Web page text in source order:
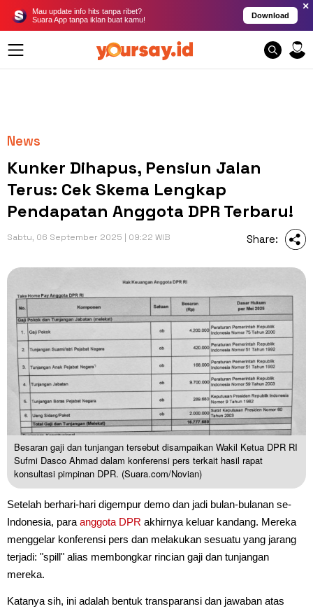
Mau update info hits tanpa ribet?
Suara App tanpa iklan buat kamu!
Download
×
News
Kunker Dihapus, Pensiun Jalan
Terus: Cek Skema Lengkap
Pendapatan Anggota DPR Terbaru!
Sabtu, 06 September 2025 | 09:22 WIB Share:
Besaran gaji dan tunjangan tersebut disampaikan Wakil Ketua DPR RI
Sufmi Dasco Ahmad dalam konferensi pers terkait hasil rapat
konsultasi pimpinan DPR. (Suara.com/Novian)
Setelah berhari-hari digempur demo dan jadi bulan-bulanan se-
Indonesia, para anggota DPR akhirnya keluar kandang. Mereka
menggelar konferensi pers dan melakukan sesuatu yang jarang
terjadi: "spill" alias membongkar rincian gaji dan tunjangan
mereka.
Katanya sih, ini adalah bentuk transparansi dan jawaban atas